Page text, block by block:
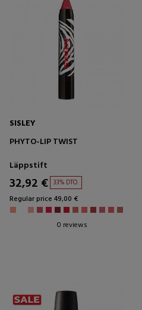
SISLEY
PHYTO-LIP TWIST
Läppstift
32,92 € 33% DTO.
Regular price 49,00 €
0 reviews